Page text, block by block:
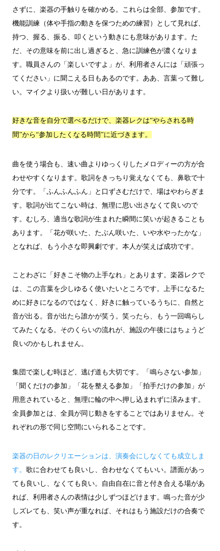
さずに、楽器の手触りを確かめる。これらは全部、参加です。
機能訓練（体や手指の動きを保つための練習）として見れば、
持つ、握る、振る、叩くという動きにも意味があります。た
だ、その意味を前に出し過ぎると、急に訓練色が濃くなりま
す。職員さんの「楽しいですよ」が、利用者さんには「頑張っ
てください」に聞こえる日もあるのです。ああ、言葉って難し
い。マイクより扱いが難しい日があります。
好きな音を自分で選べるだけで、楽器レクは“やらされる時
間”から“参加したくなる時間”に近づきます。
曲を使う場合も、速い曲よりゆっくりしたメロディーの方が合
わせやすくなります。歌詞をきっちり覚えなくても、鼻歌で十
分です。「ふんふんふん」と口ずさむだけで、場はやわらぎま
す。歌詞が出てこない時は、無理に思い出さなくて良いので
す。むしろ、適当な歌詞が生まれた瞬間に笑いが起きることも
あります。「花が咲いた、たぶん咲いた、いや水やったかな」
となれば、もう小さな即興劇です。本人が笑えば成功です。
ことわざに「好きこそ物の上手なれ」とあります。楽器レクで
は、この言葉を少しゆるく使いたいところです。上手になるた
めに好きになるのではなく、好きに触っているうちに、自然と
音が出る。音が出たら誰かが笑う。笑ったら、もう一回鳴らし
てみたくなる。そのくらいの流れが、施設の午後にはちょうど
良いのかもしれません。
集団で楽しむ時ほど、逃げ道も大切です。「鳴らさない参加」
「聞くだけの参加」「花を整える参加」「拍手だけの参加」が
用意されていると、無理に輪の中へ押し込まれずに済みます。
全員参加とは、全員が同じ動きをすることではありません。そ
れぞれの形で同じ空間にいられることです。
楽器の日のレクリエーションは、演奏会にしなくても成立しま
す。 歌に合わせても良いし、合わせなくてもいい。譜面があっ
ても良いし、なくても良い。自由自在に音と付き合える場があ
れば、利用者さんの表情は少しずつほどけます。鳴った音が少
しズレても、笑い声が重なれば、それはもう施設だけの合奏で
す。